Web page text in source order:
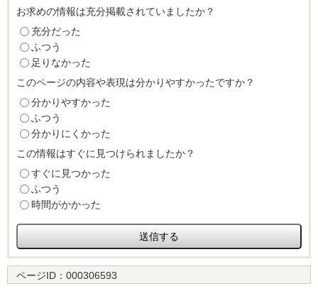
お求めの情報は充分掲載されていましたか？
充分だった
ふつう
足りなかった
このページの内容や表現は分かりやすかったですか？
分かりやすかった
ふつう
分かりにくかった
この情報はすぐに見つけられましたか？
すぐに見つかった
ふつう
時間がかかった
ページID： 000306593